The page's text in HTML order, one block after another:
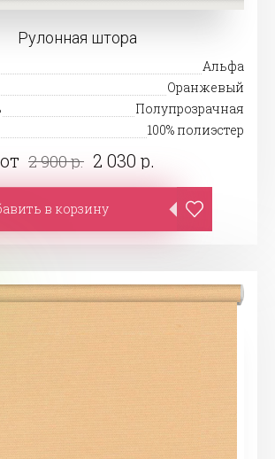
Рулонная штора
Альфа
Оранжевый
Полупрозрачная
100% полиэстер
от 2 900 р. 2 030 р.
в корзину